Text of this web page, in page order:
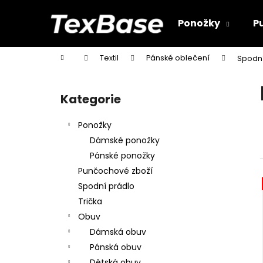
Ponožky
Domů Textil Pánské oblečení
Přeskočit
kategorie
Kategorie
Ponožky
Dámské ponožky
Pánské ponožky
Punčochové zboží
Spodní prádlo
Trička
Obuv
Dámská obuv
Pánská obuv
í
Zpět
do
Zpět
do